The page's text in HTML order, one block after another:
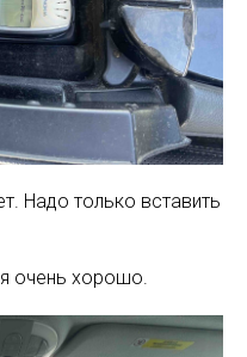
Надо только вставить
очень хорошо.